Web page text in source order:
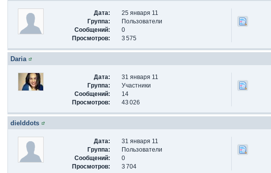
Дата:
25 января 11
Группа:
Пользователи
Сообщений:
0
Просмотров:
3 575
Daria
Дата:
31 января 11
Группа:
Участники
Сообщений:
14
Просмотров:
43 026
dielddots
Дата:
31 января 11
Группа:
Пользователи
Сообщений:
0
Просмотров:
3 704